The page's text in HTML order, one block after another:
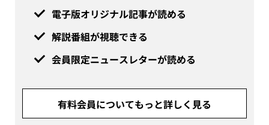
電子版オリジナル記事が読める
解説番組が視聴できる
会員限定ニュースレターが読める
有料会員についてもっと詳しく見る